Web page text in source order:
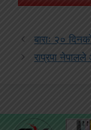
बाराः २०
राप्रपा